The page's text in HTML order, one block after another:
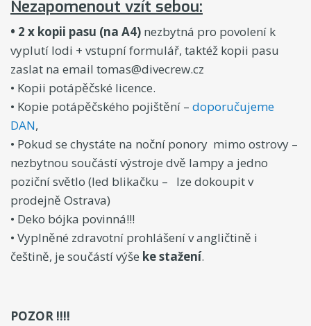
Nezapomenout vzít sebou:
• 2 x kopii pasu (na A4) nezbytná pro povolení k
vyplutí lodi + vstupní formulář, taktéž kopii pasu
zaslat na email tomas@divecrew.cz
• Kopii potápěčské licence.
• Kopie potápěčského pojištění – doporučujeme
DAN,
• Pokud se chystáte na noční ponory mimo ostrovy –
nezbytnou součástí výstroje dvě lampy a jedno
poziční světlo (led blikačku – lze dokoupit v
prodejně Ostrava)
• Deko bójka povinná!!!
• Vyplněné zdravotní prohlášení v angličtině i
češtině, je součástí výše ke stažení.
POZOR !!!!